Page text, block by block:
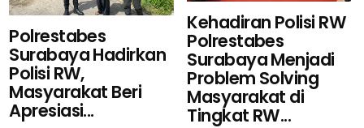
Polrestabes
Surabaya Hadirkan
Polisi RW,
Masyarakat Beri
Apresiasi...
Kehadiran Polisi RW
Polrestabes
Surabaya Menjadi
Problem Solving
Masyarakat di
Tingkat RW...